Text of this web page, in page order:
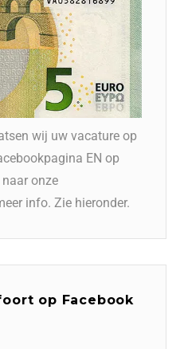
wij uw vacature op
EN op
onze
info. Zie hieronder.
op Facebook